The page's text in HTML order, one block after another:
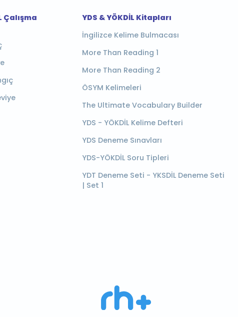
Çalışma
YDS & YÖKDİL Kitapları
İngilizce Kelime Bulmacası
More Than Reading 1
More Than Reading 2
ÖSYM Kelimeleri
The Ultimate Vocabulary Builder
YDS - YÖKDİL Kelime Defteri
YDS Deneme Sınavları
YDS-YÖKDİL Soru Tipleri
YDT Deneme Seti - YKSDİL Deneme Seti
| Set 1